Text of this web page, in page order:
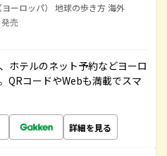
ヨーロッパ） 地球の歩き方 海外
売
ホテルのネット予約などヨーロ
QRコードやWebも満載でスマ
詳細を見る